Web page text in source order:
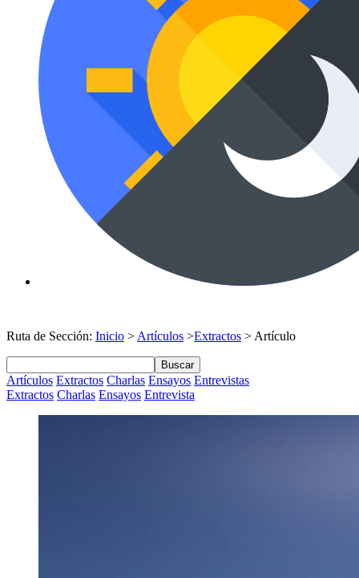
Ruta de Sección: Inicio > Artículos >Extractos > Artículo
Buscar
Artículos Extractos Charlas Ensayos Entrevistas
Extractos Charlas Ensayos Entrevista